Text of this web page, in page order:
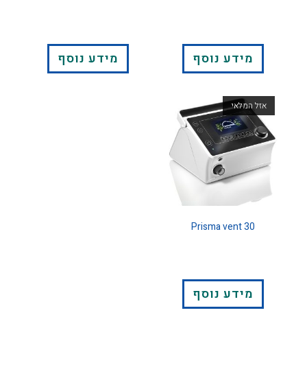
מידע נוסף מידע נוסף
אזל המלאי
Prisma vent 30
מידע נוסף